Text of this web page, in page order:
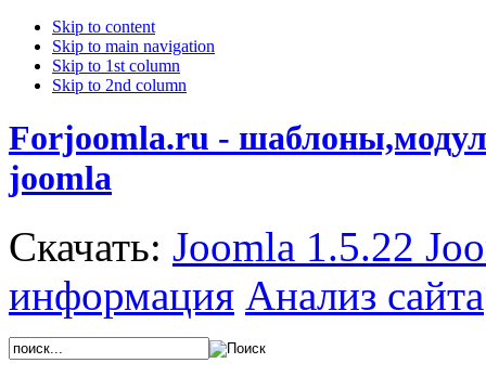
Skip to content
Skip to main navigation
Skip to 1st column
Skip to 2nd column
Forjoomla.ru -
joomla
Скачать: Joomla 1.5.22
информация Анализ сайта